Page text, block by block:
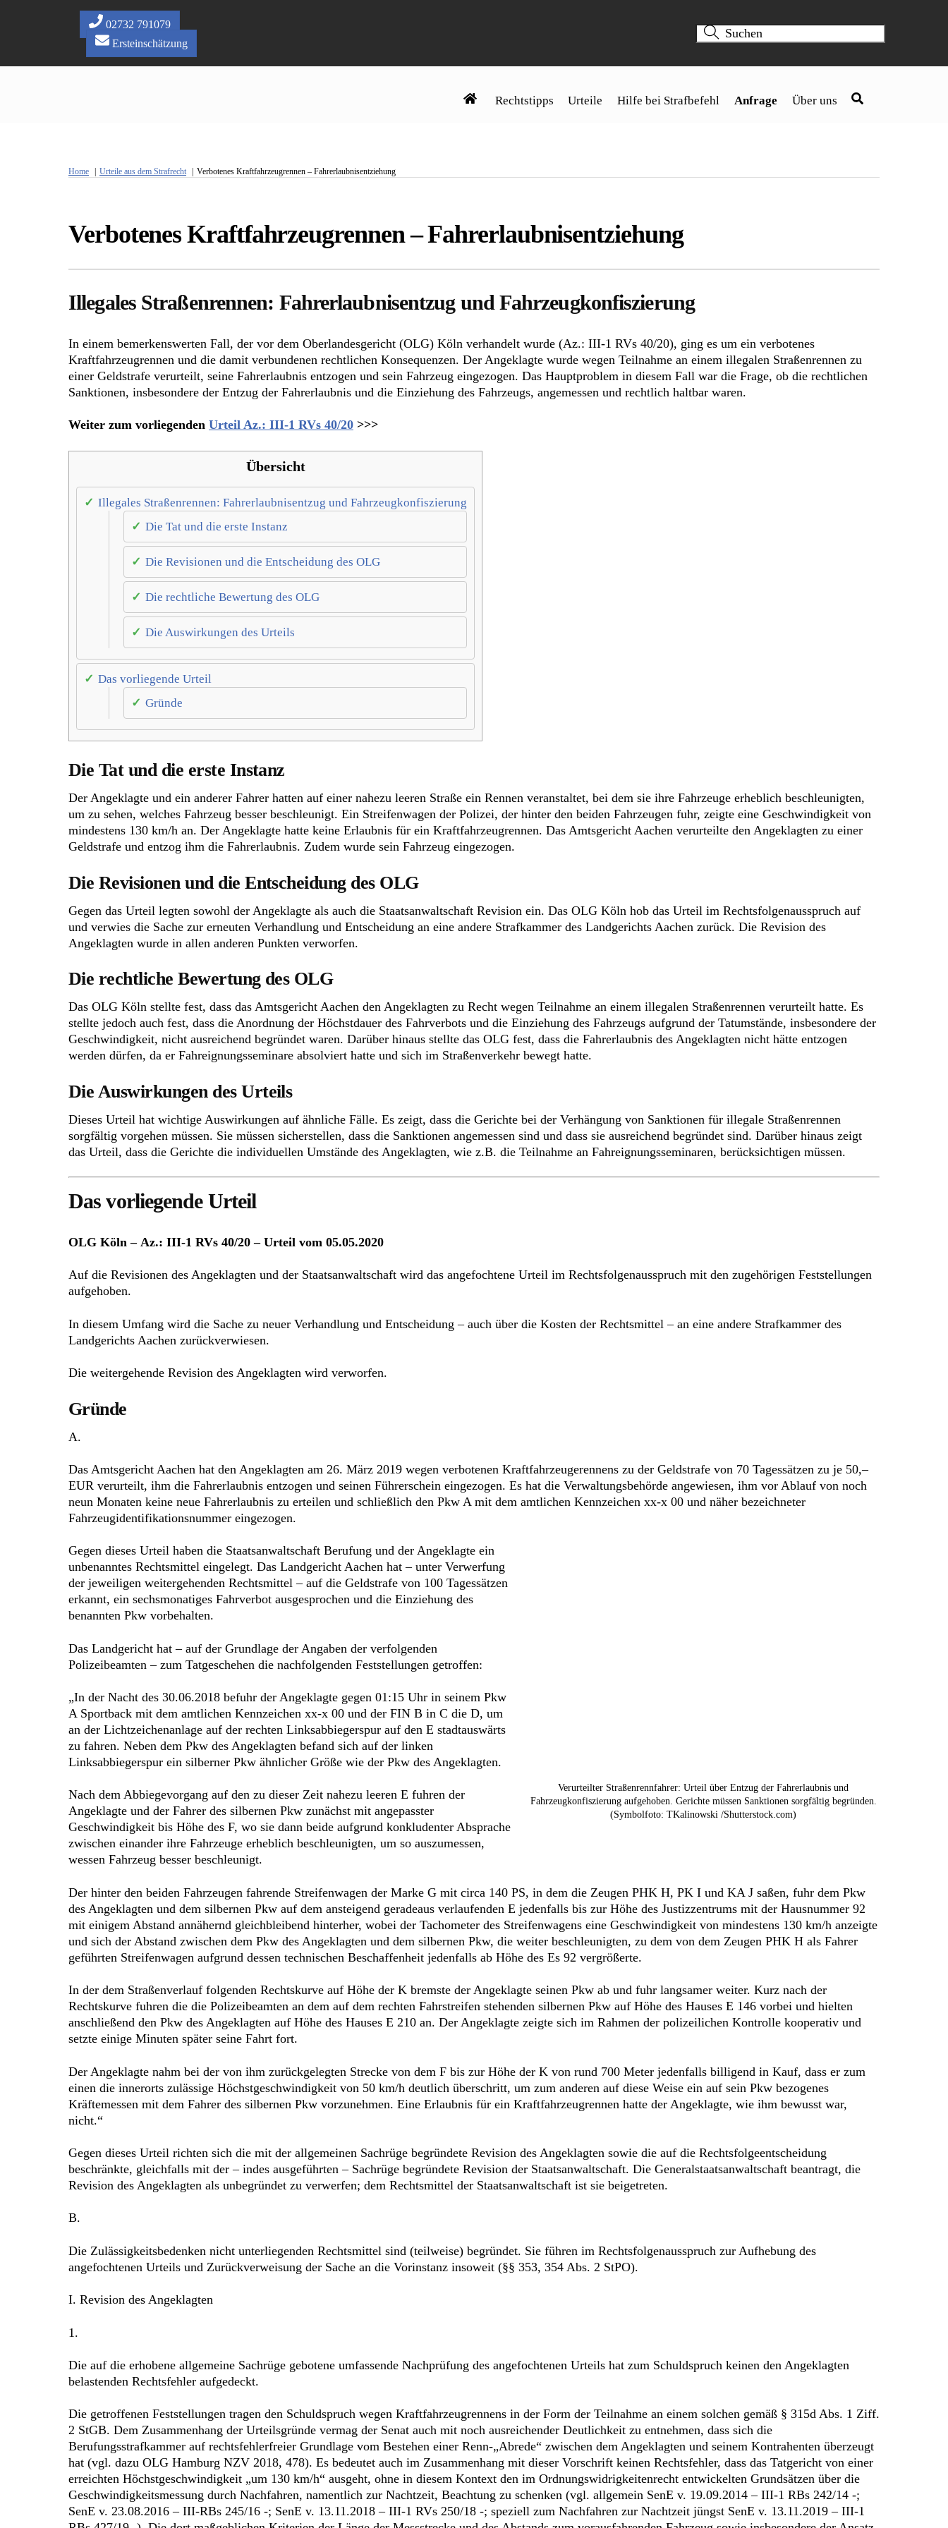
02732 791079
Ersteinschätzung
Rechtstipps Urteile Hilfe bei Strafbefehl Anfrage Über uns
Home Urteile aus dem Strafrecht Verbotenes Kraftfahrzeugrennen – Fahrerlaubnisentziehung
Verbotenes Kraftfahrzeugrennen – Fahrerlaubnisentziehung
Illegales Straßenrennen: Fahrerlaubnisentzug und Fahrzeugkonfiszierung
In einem bemerkenswerten Fall, der vor dem Oberlandesgericht (OLG) Köln verhandelt wurde (Az.: III-1 RVs 40/20), ging es um ein verbotenes
Kraftfahrzeugrennen und die damit verbundenen rechtlichen Konsequenzen. Der Angeklagte wurde wegen Teilnahme an einem illegalen Straßenrennen zu
einer Geldstrafe verurteilt, seine Fahrerlaubnis entzogen und sein Fahrzeug eingezogen. Das Hauptproblem in diesem Fall war die Frage, ob die rechtlichen
Sanktionen, insbesondere der Entzug der Fahrerlaubnis und die Einziehung des Fahrzeugs, angemessen und rechtlich haltbar waren.
Weiter zum vorliegenden Urteil Az.: III-1 RVs 40/20 >>>
Übersicht
Illegales Straßenrennen: Fahrerlaubnisentzug und Fahrzeugkonfiszierung
Die Tat und die erste Instanz
Die Revisionen und die Entscheidung des OLG
Die rechtliche Bewertung des OLG
Die Auswirkungen des Urteils
Das vorliegende Urteil
Gründe
Die Tat und die erste Instanz
Der Angeklagte und ein anderer Fahrer hatten auf einer nahezu leeren Straße ein Rennen veranstaltet, bei dem sie ihre Fahrzeuge erheblich beschleunigten,
um zu sehen, welches Fahrzeug besser beschleunigt. Ein Streifenwagen der Polizei, der hinter den beiden Fahrzeugen fuhr, zeigte eine Geschwindigkeit von
mindestens 130 km/h an. Der Angeklagte hatte keine Erlaubnis für ein Kraftfahrzeugrennen. Das Amtsgericht Aachen verurteilte den Angeklagten zu einer
Geldstrafe und entzog ihm die Fahrerlaubnis. Zudem wurde sein Fahrzeug eingezogen.
Die Revisionen und die Entscheidung des OLG
Gegen das Urteil legten sowohl der Angeklagte als auch die Staatsanwaltschaft Revision ein. Das OLG Köln hob das Urteil im Rechtsfolgenausspruch auf
und verwies die Sache zur erneuten Verhandlung und Entscheidung an eine andere Strafkammer des Landgerichts Aachen zurück. Die Revision des
Angeklagten wurde in allen anderen Punkten verworfen.
Die rechtliche Bewertung des OLG
Das OLG Köln stellte fest, dass das Amtsgericht Aachen den Angeklagten zu Recht wegen Teilnahme an einem illegalen Straßenrennen verurteilt hatte. Es
stellte jedoch auch fest, dass die Anordnung der Höchstdauer des Fahrverbots und die Einziehung des Fahrzeugs aufgrund der Tatumstände, insbesondere der
Geschwindigkeit, nicht ausreichend begründet waren. Darüber hinaus stellte das OLG fest, dass die Fahrerlaubnis des Angeklagten nicht hätte entzogen
werden dürfen, da er Fahreignungsseminare absolviert hatte und sich im Straßenverkehr bewegt hatte.
Die Auswirkungen des Urteils
Dieses Urteil hat wichtige Auswirkungen auf ähnliche Fälle. Es zeigt, dass die Gerichte bei der Verhängung von Sanktionen für illegale Straßenrennen
sorgfältig vorgehen müssen. Sie müssen sicherstellen, dass die Sanktionen angemessen sind und dass sie ausreichend begründet sind. Darüber hinaus zeigt
das Urteil, dass die Gerichte die individuellen Umstände des Angeklagten, wie z.B. die Teilnahme an Fahreignungsseminaren, berücksichtigen müssen.
Das vorliegende Urteil
OLG Köln – Az.: III-1 RVs 40/20 – Urteil vom 05.05.2020
Auf die Revisionen des Angeklagten und der Staatsanwaltschaft wird das angefochtene Urteil im Rechtsfolgenausspruch mit den zugehörigen Feststellungen
aufgehoben.
In diesem Umfang wird die Sache zu neuer Verhandlung und Entscheidung – auch über die Kosten der Rechtsmittel – an eine andere Strafkammer des
Landgerichts Aachen zurückverwiesen.
Die weitergehende Revision des Angeklagten wird verworfen.
Gründe
A.
Das Amtsgericht Aachen hat den Angeklagten am 26. März 2019 wegen verbotenen Kraftfahrzeugerennens zu der Geldstrafe von 70 Tagessätzen zu je 50,–
EUR verurteilt, ihm die Fahrerlaubnis entzogen und seinen Führerschein eingezogen. Es hat die Verwaltungsbehörde angewiesen, ihm vor Ablauf von noch
neun Monaten keine neue Fahrerlaubnis zu erteilen und schließlich den Pkw A mit dem amtlichen Kennzeichen xx-x 00 und näher bezeichneter
Fahrzeugidentifikationsnummer eingezogen.
Verurteilter Straßenrennfahrer: Urteil über Entzug der Fahrerlaubnis und
Fahrzeugkonfiszierung aufgehoben. Gerichte müssen Sanktionen sorgfältig begründen.
(Symbolfoto: TKalinowski /Shutterstock.com)
Gegen dieses Urteil haben die Staatsanwaltschaft Berufung und der Angeklagte ein
unbenanntes Rechtsmittel eingelegt. Das Landgericht Aachen hat – unter Verwerfung
der jeweiligen weitergehenden Rechtsmittel – auf die Geldstrafe von 100 Tagessätzen
erkannt, ein sechsmonatiges Fahrverbot ausgesprochen und die Einziehung des
benannten Pkw vorbehalten.
Das Landgericht hat – auf der Grundlage der Angaben der verfolgenden
Polizeibeamten – zum Tatgeschehen die nachfolgenden Feststellungen getroffen:
„In der Nacht des 30.06.2018 befuhr der Angeklagte gegen 01:15 Uhr in seinem Pkw
A Sportback mit dem amtlichen Kennzeichen xx-x 00 und der FIN B in C die D, um
an der Lichtzeichenanlage auf der rechten Linksabbiegerspur auf den E stadtauswärts
zu fahren. Neben dem Pkw des Angeklagten befand sich auf der linken
Linksabbiegerspur ein silberner Pkw ähnlicher Größe wie der Pkw des Angeklagten.
Nach dem Abbiegevorgang auf den zu dieser Zeit nahezu leeren E fuhren der
Angeklagte und der Fahrer des silbernen Pkw zunächst mit angepasster
Geschwindigkeit bis Höhe des F, wo sie dann beide aufgrund konkludenter Absprache
zwischen einander ihre Fahrzeuge erheblich beschleunigten, um so auszumessen,
wessen Fahrzeug besser beschleunigt.
Der hinter den beiden Fahrzeugen fahrende Streifenwagen der Marke G mit circa 140 PS, in dem die Zeugen PHK H, PK I und KA J saßen, fuhr dem Pkw
des Angeklagten und dem silbernen Pkw auf dem ansteigend geradeaus verlaufenden E jedenfalls bis zur Höhe des Justizzentrums mit der Hausnummer 92
mit einigem Abstand annähernd gleichbleibend hinterher, wobei der Tachometer des Streifenwagens eine Geschwindigkeit von mindestens 130 km/h anzeigte
und sich der Abstand zwischen dem Pkw des Angeklagten und dem silbernen Pkw, die weiter beschleunigten, zu dem von dem Zeugen PHK H als Fahrer
geführten Streifenwagen aufgrund dessen technischen Beschaffenheit jedenfalls ab Höhe des Es 92 vergrößerte.
In der dem Straßenverlauf folgenden Rechtskurve auf Höhe der K bremste der Angeklagte seinen Pkw ab und fuhr langsamer weiter. Kurz nach der
Rechtskurve fuhren die die Polizeibeamten an dem auf dem rechten Fahrstreifen stehenden silbernen Pkw auf Höhe des Hauses E 146 vorbei und hielten
anschließend den Pkw des Angeklagten auf Höhe des Hauses E 210 an. Der Angeklagte zeigte sich im Rahmen der polizeilichen Kontrolle kooperativ und
setzte einige Minuten später seine Fahrt fort.
Der Angeklagte nahm bei der von ihm zurückgelegten Strecke von dem F bis zur Höhe der K von rund 700 Meter jedenfalls billigend in Kauf, dass er zum
einen die innerorts zulässige Höchstgeschwindigkeit von 50 km/h deutlich überschritt, um zum anderen auf diese Weise ein auf sein Pkw bezogenes
Kräftemessen mit dem Fahrer des silbernen Pkw vorzunehmen. Eine Erlaubnis für ein Kraftfahrzeugrennen hatte der Angeklagte, wie ihm bewusst war,
nicht.“
Gegen dieses Urteil richten sich die mit der allgemeinen Sachrüge begründete Revision des Angeklagten sowie die auf die Rechtsfolgeentscheidung
beschränkte, gleichfalls mit der – indes ausgeführten – Sachrüge begründete Revision der Staatsanwaltschaft. Die Generalstaatsanwaltschaft beantragt, die
Revision des Angeklagten als unbegründet zu verwerfen; dem Rechtsmittel der Staatsanwaltschaft ist sie beigetreten.
B.
Die Zulässigkeitsbedenken nicht unterliegenden Rechtsmittel sind (teilweise) begründet. Sie führen im Rechtsfolgenausspruch zur Aufhebung des
angefochtenen Urteils und Zurückverweisung der Sache an die Vorinstanz insoweit (§§ 353, 354 Abs. 2 StPO).
I. Revision des Angeklagten
1.
Die auf die erhobene allgemeine Sachrüge gebotene umfassende Nachprüfung des angefochtenen Urteils hat zum Schuldspruch keinen den Angeklagten
belastenden Rechtsfehler aufgedeckt.
Die getroffenen Feststellungen tragen den Schuldspruch wegen Kraftfahrzeugrennens in der Form der Teilnahme an einem solchen gemäß § 315d Abs. 1 Ziff.
2 StGB. Dem Zusammenhang der Urteilsgründe vermag der Senat auch mit noch ausreichender Deutlichkeit zu entnehmen, dass sich die
Berufungsstrafkammer auf rechtsfehlerfreier Grundlage vom Bestehen einer Renn-„Abrede“ zwischen dem Angeklagten und seinem Kontrahenten überzeugt
hat (vgl. dazu OLG Hamburg NZV 2018, 478). Es bedeutet auch im Zusammenhang mit dieser Vorschrift keinen Rechtsfehler, dass das Tatgericht von einer
erreichten Höchstgeschwindigkeit „um 130 km/h“ ausgeht, ohne in diesem Kontext den im Ordnungswidrigkeitenrecht entwickelten Grundsätzen über die
Geschwindigkeitsmessung durch Nachfahren, namentlich zur Nachtzeit, Beachtung zu schenken (vgl. allgemein SenE v. 19.09.2014 – III-1 RBs 242/14 -;
SenE v. 23.08.2016 – III-RBs 245/16 -; SenE v. 13.11.2018 – III-1 RVs 250/18 -; speziell zum Nachfahren zur Nachtzeit jüngst SenE v. 13.11.2019 – III-1